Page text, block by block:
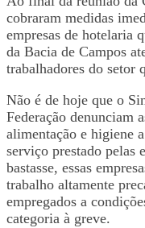
cobraram medidas
empresas de hotelaria
da Bacia de Campos
trabalhadores do setor
Não é de hoje que o
Federação denunciam
alimentação e higiene
serviço prestado pelas
bastasse, essas
trabalho altamente
empregados a
categoria à greve.